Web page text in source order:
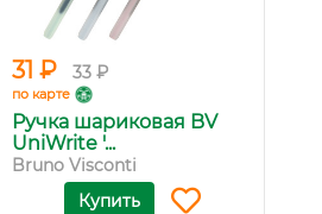
31 ₽ 33 ₽
по карте
Ручка шариковая BV
UniWrite '...
Bruno Visconti
Купить